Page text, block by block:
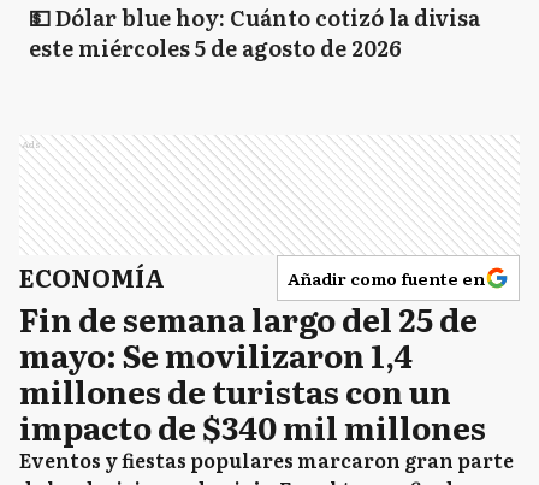
💵 Dólar blue hoy: Cuánto cotizó la divisa
este miércoles 5 de agosto de 2026
Ads
ECONOMÍA Añadir como fuente en
Fin de semana largo del 25 de
mayo: Se movilizaron 1,4
millones de turistas con un
impacto de $340 mil millones
Eventos y fiestas populares marcaron gran parte